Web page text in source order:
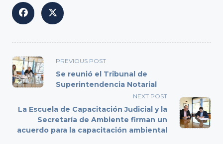
<span
class="nav-
subtitle
reader-
text">Page</span>
PREVIOUS POST
Se reunió el Tribunal de
Superintendencia Notarial
NEXT POST
La Escuela de Capacitación Judicial y la
Secretaría de Ambiente firman un
acuerdo para la capacitación ambiental